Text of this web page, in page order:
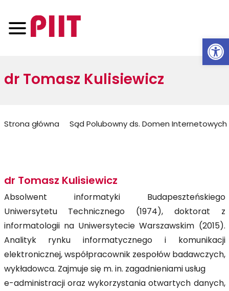
dr Tomasz Kulisiewicz
Jesteś
Strona główna Sąd Polubowny ds. Domen Internetowych
dr Tomasz Kulisiewicz
Absolwent informatyki Budapeszteńskiego
Uniwersytetu Technicznego (1974), doktorat z
informatologii na Uniwersytecie Warszawskim (2015).
Analityk rynku informatycznego i komunikacji
elektronicznej, współpracownik zespołów badawczych,
wykładowca. Zajmuje się m. in. zagadnieniami usług
e-administracji oraz wykorzystania otwartych danych,